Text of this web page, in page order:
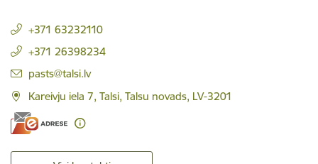
+371 63232110
+371 26398234
E-pasts:
pasts@talsi.lv
Kareivju iela 7, Talsi, Talsu novads, LV-3201